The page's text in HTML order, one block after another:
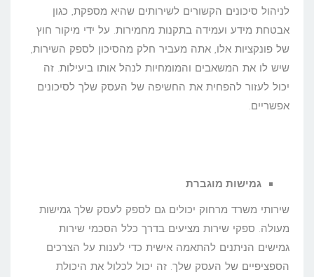
לניהול סיכונים הקשורים לשירותים שהיא מספקת, כגון
אבטחת מידע ועמידה בתקנות מחמירות. על ידי מיקור חוץ
של פונקציות אלו, אתה מעביר חלק מהסיכון לספק השירות,
שיש לו את המשאבים והמומחיות לנהל אותו ביעילות. זה
יכול לעזור להפחית את החשיפה של העסק שלך לסיכונים
אפשריים.
גמישות מוגברת
שירותי משרד מרחוק יכולים גם לספק לעסק שלך גמישות
מעולה. ספקי שירות מציעים בדרך כלל הסכמי שירות
גמישים הניתנים להתאמה אישית כדי לענות על הצרכים
הספציפיים של העסק שלך. זה יכול לכלול את היכולת